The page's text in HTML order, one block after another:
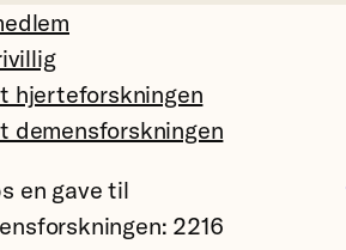
hjerteforskningen
demensforskningen
en gave til
2216